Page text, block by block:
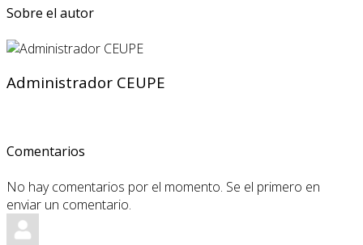
Sobre el autor
Administrador CEUPE
Comentarios
No hay comentarios por el momento. Se el primero en
enviar un comentario.